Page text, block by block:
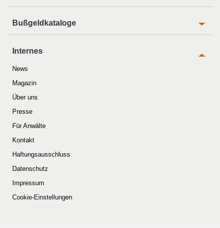
Bußgeldkataloge
Internes
News
Magazin
Über uns
Presse
Für Anwälte
Kontakt
Haftungsausschluss
Datenschutz
Impressum
Cookie-Einstellungen